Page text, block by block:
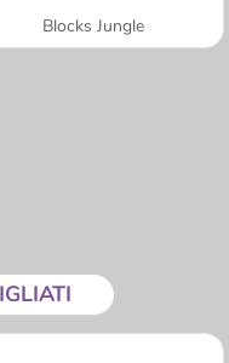
Blocks Jungle